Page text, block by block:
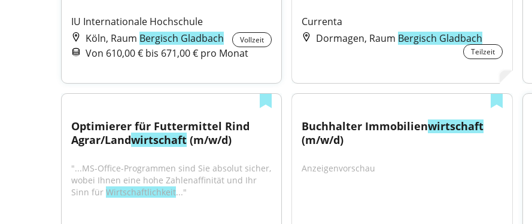
IU Internationale Hochschule
Köln, Raum Bergisch Gladbach Vollzeit
Von 610,00 € bis 671,00 € pro Monat
Currenta
Dormagen, Raum Bergisch Gladbach
Teilzeit
Optimierer für Futtermittel Rind
Agrar/Landwirtschaft (m/w/d)
"...MS-Office-Programmen sind Sie absolut sicher,
wobei Ihnen eine hohe Zahlenaffinität und Ihr
Sinn für Wirtschaftlichkeit..."
Buchhalter Immobilienwirtschaft
(m/w/d)
Anzeigenvorschau